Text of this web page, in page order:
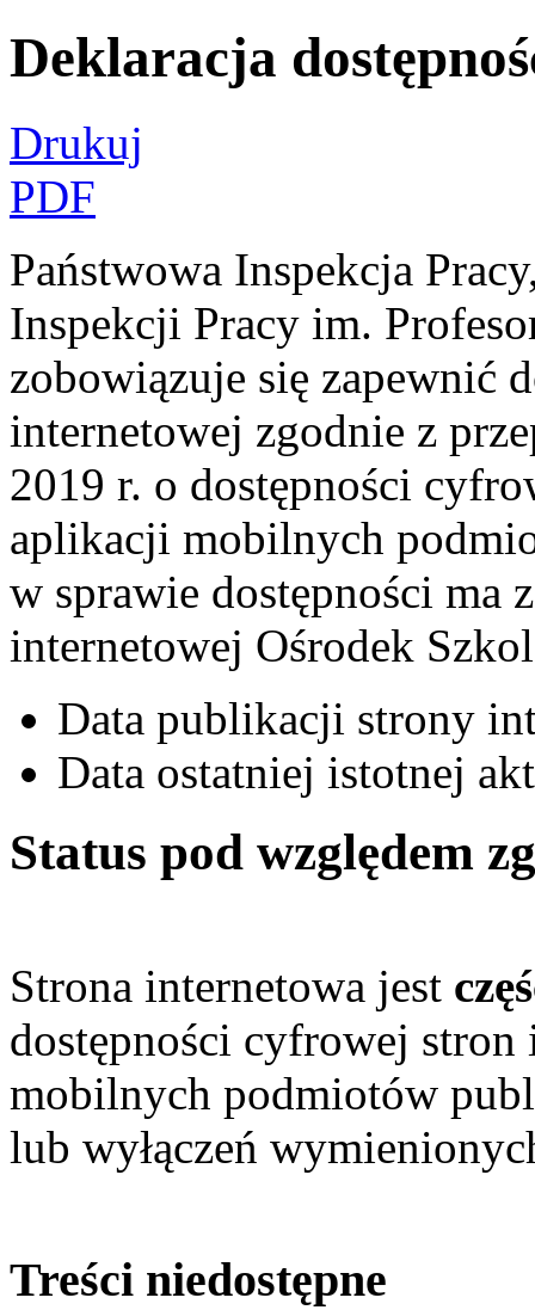
Deklaracja
Drukuj
PDF
Państwowa Inspekcja
Inspekcji Pracy im.
zobowiązuje się zapewnić
internetowej zgodnie z
2019 r. o dostępności
aplikacji mobilnych
w sprawie dostępności ma
internetowej Ośrodek
Data publikacji strony
Data ostatniej istotnej
Status pod względem
Strona internetowa jest
dostępności cyfrowej
mobilnych podmiotów
lub wyłączeń
Treści niedostępne